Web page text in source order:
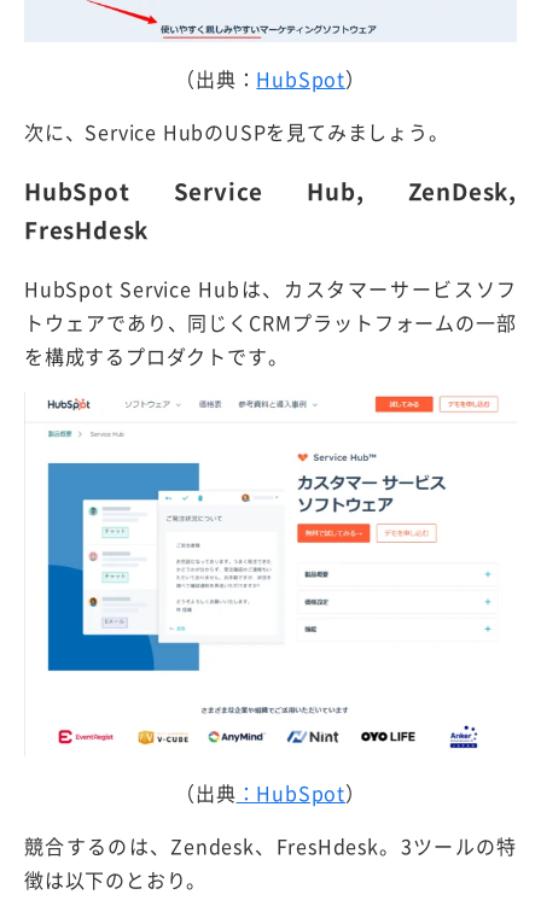
（出典： HubSpot）
次に、Service HubのUSPを見てみましょう。
HubSpot Service Hub, ZenDesk,
FresHdesk
HubSpot Service Hubは、カスタマーサービスソフ
トウェアであり、同じくCRMプラットフォームの一部
を構成するプロダクトです。
（出典 ：HubSpot）
競合するのは、Zendesk、FresHdesk。3ツールの特
徴は以下のとおり。